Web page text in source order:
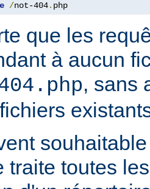
/not-404. php
que les
à aucun
, sans
traite toutes